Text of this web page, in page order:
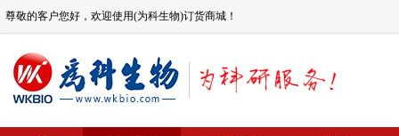
尊敬的客户您好，欢迎使用(为科生物)订货商城！